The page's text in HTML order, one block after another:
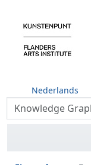
Nederlands